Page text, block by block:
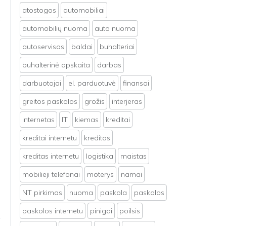
atostogos
automobiliai
automobilių nuoma
auto nuoma
autoservisas
baldai
buhalteriai
buhalterinė apskaita
darbas
darbuotojai
el. parduotuvė
finansai
greitos paskolos
grožis
interjeras
internetas
IT kiemas
kreditai
kreditai internetu
kreditas
kreditas internetu
logistika
maistas
mobilieji telefonai
moterys
namai
NT pirkimas
nuoma paskola
paskolos
paskolos internetu
pinigai
poilsis